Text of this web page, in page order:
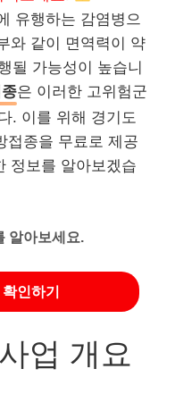
유행하는 감염병으
와 같이 면역력이 약
될 가능성이 높습니
은 이러한 고위험군
. 이를 위해 경기도
접종을 무료로 제공
정보를 알아보겠습
알아보세요.
인하기
업 개요